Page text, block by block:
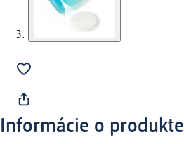
Informácie o produkte